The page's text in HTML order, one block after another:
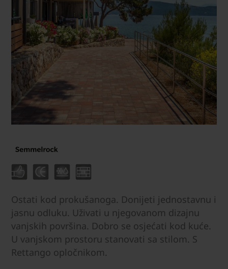
Ostati kod prokušanoga. Donijeti jednostavnu i
jasnu odluku. Uživati u njegovanom dizajnu
vanjskih površina. Dobro se osjećati kod kuće.
U vanjskom prostoru stanovati sa stilom. S
Rettango opločnikom.